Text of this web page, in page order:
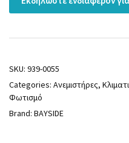
SKU: 939-0055
Categories: Ανεμιστήρες,
Φωτισμό
Brand: BAYSIDE